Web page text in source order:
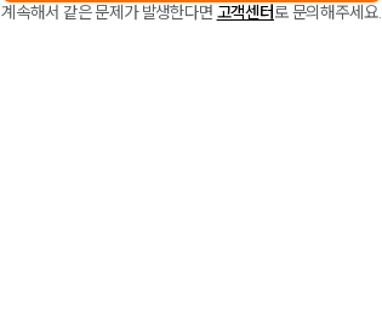
계속해서 같은 문제가 발생한다면 고객센터로 문의해주세요.